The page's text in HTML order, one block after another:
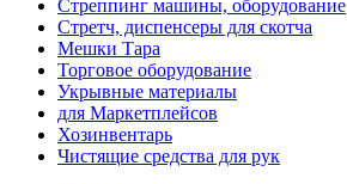
Стреппинг машины, оборудование
Стретч, диспенсеры для скотча
Мешки Тара
Торговое оборудование
Укрывные материалы
для Маркетплейсов
Хозинвентарь
Чистящие средства для рук